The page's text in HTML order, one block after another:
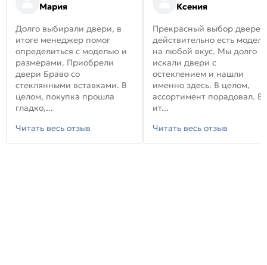
Мария
Долго выбирали двери, в
итоге менеджер помог
определиться с моделью и
размерами. Приобрели
двери Браво со
стеклянными вставками. В
целом, покупка прошла
гладко,...
Читать весь отзыв
Ксения
Прекрасный выбор
действительно есть модели
на любой вкус. Мы долго
искали двери с
остеклением и нашли
именно здесь. В целом,
ассортимент порадовал. В
ит...
Читать весь отзыв